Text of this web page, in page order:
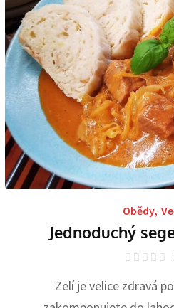
Obědy,
Jednoduchý
Zelí je velice zdravá